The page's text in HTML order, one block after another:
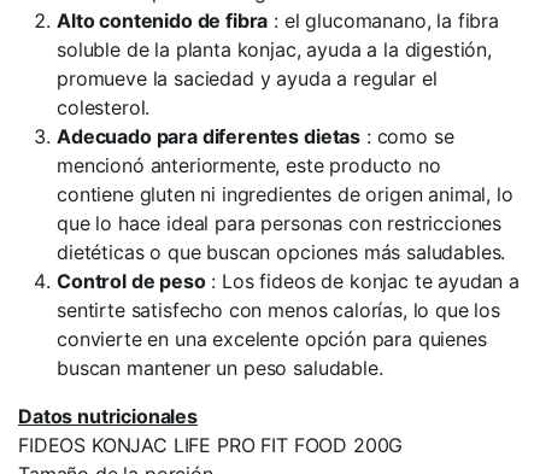
Alto contenido de fibra : el glucomanano, la fibra
soluble de la planta konjac, ayuda a la digestión,
promueve la saciedad y ayuda a regular el
colesterol.
Adecuado para diferentes dietas : como se
mencionó anteriormente, este producto no
contiene gluten ni ingredientes de origen animal, lo
que lo hace ideal para personas con restricciones
dietéticas o que buscan opciones más saludables.
Control de peso: Los fideos de konjac te ayudan a
sentirte satisfecho con menos calorías, lo que los
convierte en una excelente opción para quienes
buscan mantener un peso saludable.
Datos nutricionales
FIDEOS KONJAC LIFE PRO FIT FOOD 200G